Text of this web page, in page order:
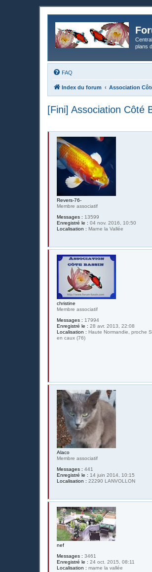
plans
FAQ
Index du forum Association
[Fini] Association Côté
Revers-76-
Membre associatif
Messages : 13599
Enregistré le : 04 nov. 2016, 10:50
Localisation : Marne la Vallée
christine
Membre associatif
Messages : 17994
Enregistré le : 28 avr. 2013, 22:08
Localisation : Haute Normandie, proche
en caux (76)
Alaco
Membre associatif
Messages : 441
Enregistré le : 14 juin 2014, 10:15
Localisation : 22290 LANVOLLON
nef
Messages : 3461
Enregistré le : 24 oct. 2015, 08:11
Localisation : marne la vallée